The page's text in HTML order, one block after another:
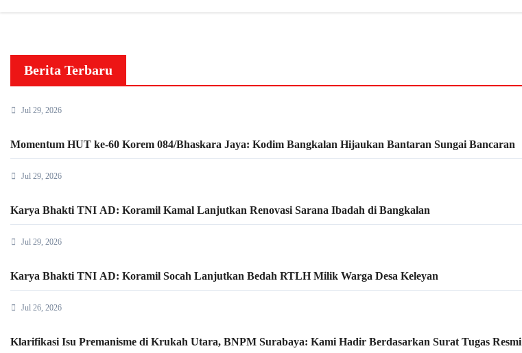
Berita Terbaru
Jul 29, 2026
Momentum HUT ke-60 Korem 084/Bhaskara Jaya: Kodim Bangkalan Hijaukan Bantaran Sungai Bancaran
Jul 29, 2026
Karya Bhakti TNI AD: Koramil Kamal Lanjutkan Renovasi Sarana Ibadah di Bangkalan
Jul 29, 2026
Karya Bhakti TNI AD: Koramil Socah Lanjutkan Bedah RTLH Milik Warga Desa Keleyan
Jul 26, 2026
Klarifikasi Isu Premanisme di Krukah Utara, BNPM Surabaya: Kami Hadir Berdasarkan Surat Tugas Resmi